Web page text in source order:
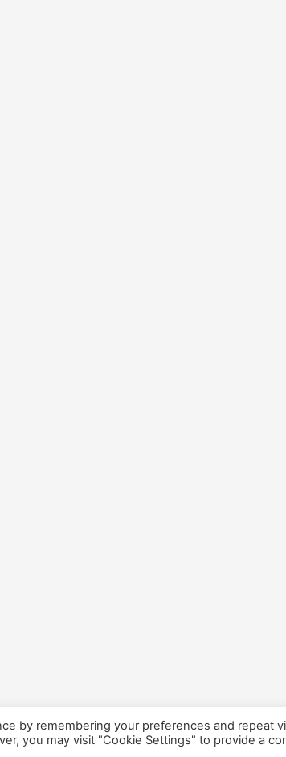
by remembering your preferences and repeat
you may visit "Cookie Settings" to provide a